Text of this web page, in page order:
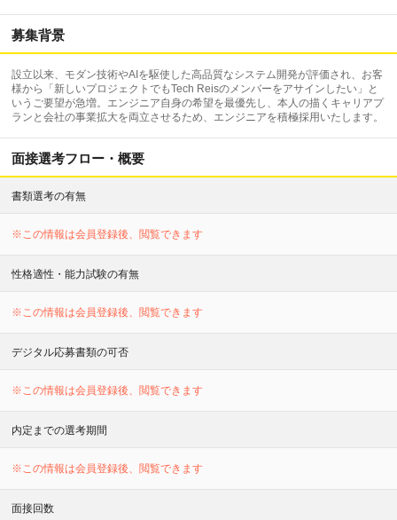
募集背景
設立以来、モダン技術やAIを駆使した高品質なシステム開発が評価され、お客
様から「新しいプロジェクトでもTech Reisのメンバーをアサインしたい」と
いうご要望が急増。エンジニア自身の希望を最優先し、本人の描くキャリアプ
ランと会社の事業拡大を両立させるため、エンジニアを積極採用いたします。
面接選考フロー・概要
書類選考の有無
※この情報は会員登録後、閲覧できます
性格適性・能力試験の有無
※この情報は会員登録後、閲覧できます
デジタル応募書類の可否
※この情報は会員登録後、閲覧できます
内定までの選考期間
※この情報は会員登録後、閲覧できます
面接回数